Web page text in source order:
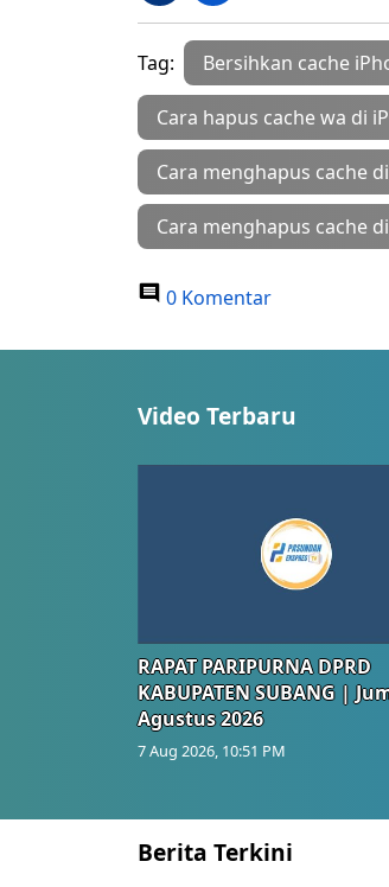
Tag: Bersihkan cache
Cara hapus cache wa di
Cara menghapus cache
Cara menghapus cache
0 Komentar
Video Terbaru
RAPAT PARIPURNA DPRD
KABUPATEN SUBANG |
Agustus 2026
7 Aug 2026, 10:51 PM
Berita Terkini